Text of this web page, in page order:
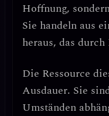
Hoffnung,
Sie handeln aus
heraus, das
Die Ressource
Ausdauer. Sie
Umständen